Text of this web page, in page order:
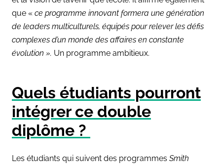
que « ce programme innovant formera une génération
de leaders multiculturels, équipés pour relever les défis
complexes d’un monde des affaires en constante
évolution ». Un programme ambitieux.
Quels étudiants pourront
intégrer ce double
diplôme ?
Les étudiants qui suivent des programmes Smith